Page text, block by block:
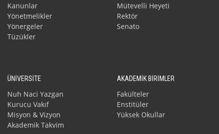
Kanunlar
Yönetmelikler
Yönergeler
Tüzükler
Mütevelli Heyeti
Rektör
Senato
ÜNİVERSİTE
Nuh Naci Yazgan
Kurucu Vakıf
Misyon & Vizyon
Akademik Takvim
AKADEMİK BİRİMLER
Fakülteler
Enstitüler
Yüksek Okullar